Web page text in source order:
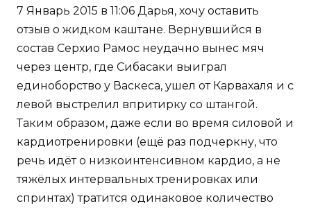
7 Январь 2015 в 11:06 Дарья, хочу оставить
отзыв о жидком каштане. Вернувшийся в
состав Серхио Рамос неудачно вынес мяч
через центр, где Сибасаки выиграл
единоборство у Васкеса, ушел от Карвахаля и с
левой выстрелил впритирку со штангой.
Таким образом, даже если во время силовой и
кардиотренировки (ещё раз подчеркну, что
речь идёт о низкоинтенсивном кардио, а не
тяжёлых интервальных тренировках или
спринтах) тратится одинаковое количество